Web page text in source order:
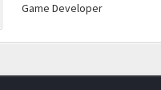
Game Developer